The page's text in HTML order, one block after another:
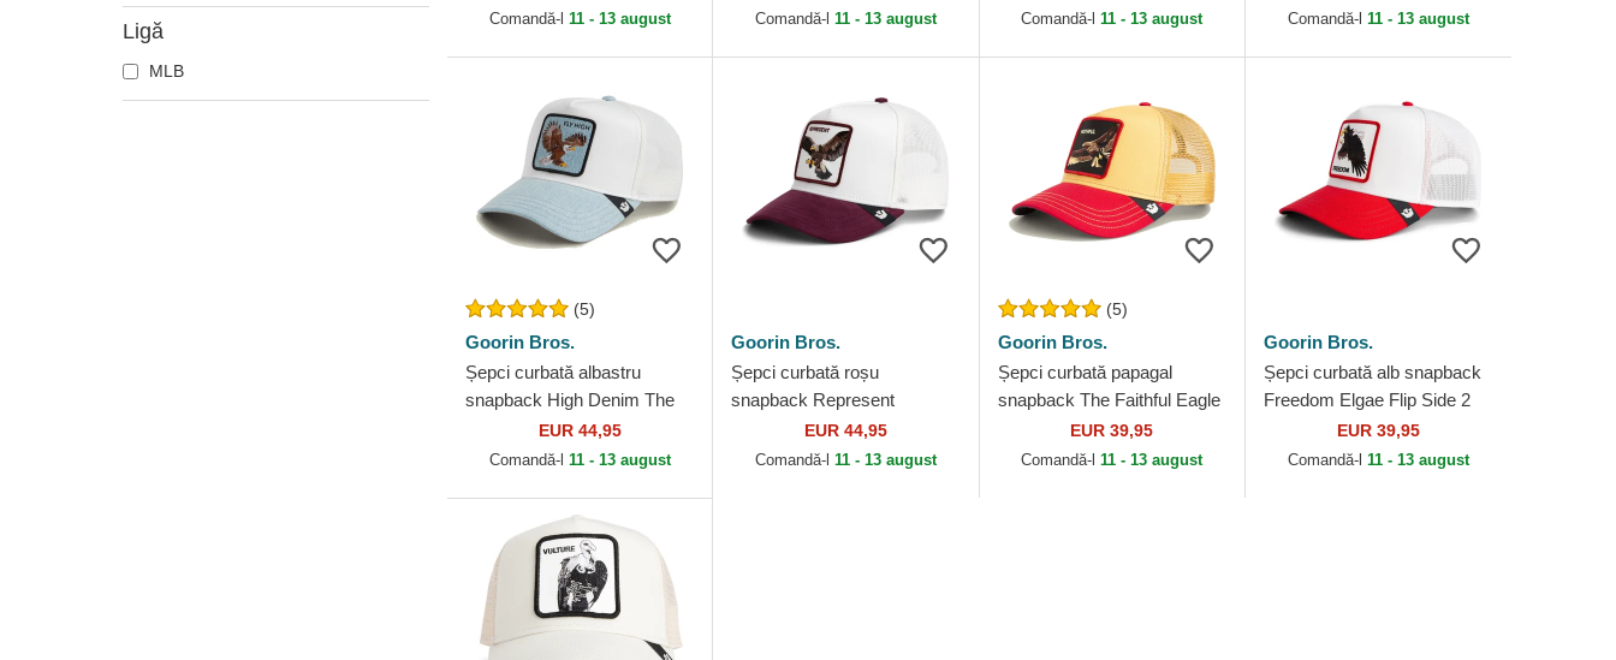
Licurici
Ligă
MLB
New Era
Comandă-l 11 - 13 august
Goorin Bros.
Comandă-l 11 - 13 august
Farm Goorin Bros.
Comandă-l11 - 13 august
Tree The Farm Goorin Bros.
Comandă-l 11 - 13 august
(5)
Goorin Bros.
Șepci curbată albastru
snapback High Denim The
Farm Goorin Bros.
EUR 44,95
Comandă-l 11 - 13 august
Goorin Bros.
Șepci curbată roșu
snapback Represent
Microsuede Eagle The Farm
Goorin Bros.
EUR 44,95
Comandă-l 11 - 13 august
(5)
Goorin Bros.
Șepci curbată papagal
snapback The Faithful Eagle
Sport The Farm Goorin Bros.
EUR 39,95
Comandă-l11 - 13 august
Goorin Bros.
Șepci curbată alb snapback
Freedom Elgae Flip Side 2
The Farm Goorin Bros.
EUR 39,95
Comandă-l 11 - 13 august